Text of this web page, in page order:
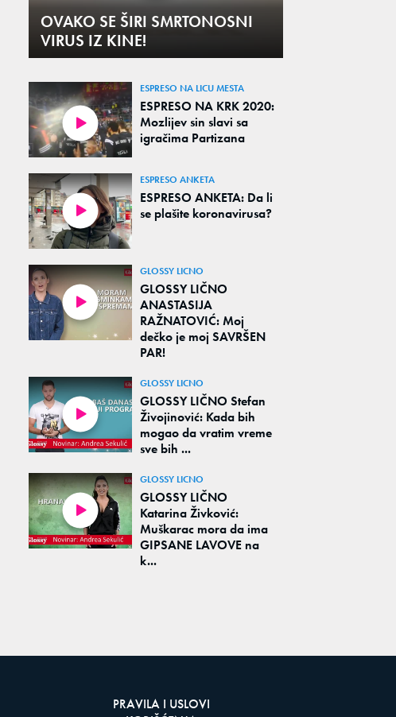
OVAKO SE ŠIRI SMRTONOSNI
VIRUS IZ KINE!
ESPRESO NA LICU MESTA
ESPRESO NA KRK 2020:
Mozlijev sin slavi sa
igračima Partizana
ESPRESO ANKETA
ESPRESO ANKETA: Da li
se plašite koronavirusa?
GLOSSY LICNO
GLOSSY LIČNO
ANASTASIJA
RAŽNATOVIĆ: Moj
dečko je moj SAVRŠEN
PAR!
GLOSSY LICNO
GLOSSY LIČNO Stefan
Živojinović: Kada bih
mogao da vratim vreme
sve bih ...
GLOSSY LICNO
GLOSSY LIČNO
Katarina Živković:
Muškarac mora da ima
GIPSANE LAVOVE na
k...
PRAVILA I USLOVI